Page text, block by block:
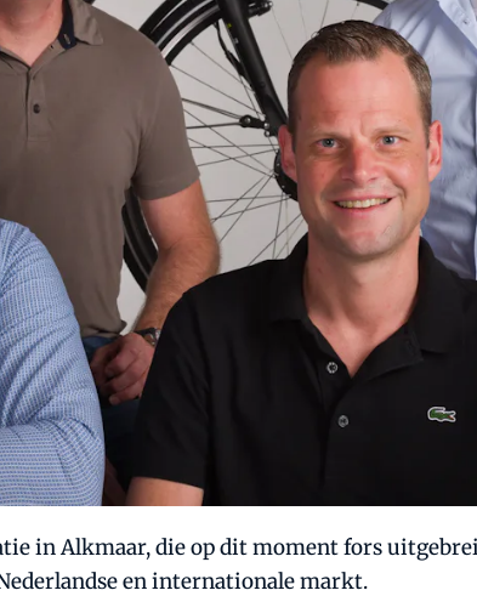
in Alkmaar, die op dit moment fors
en internationale markt.